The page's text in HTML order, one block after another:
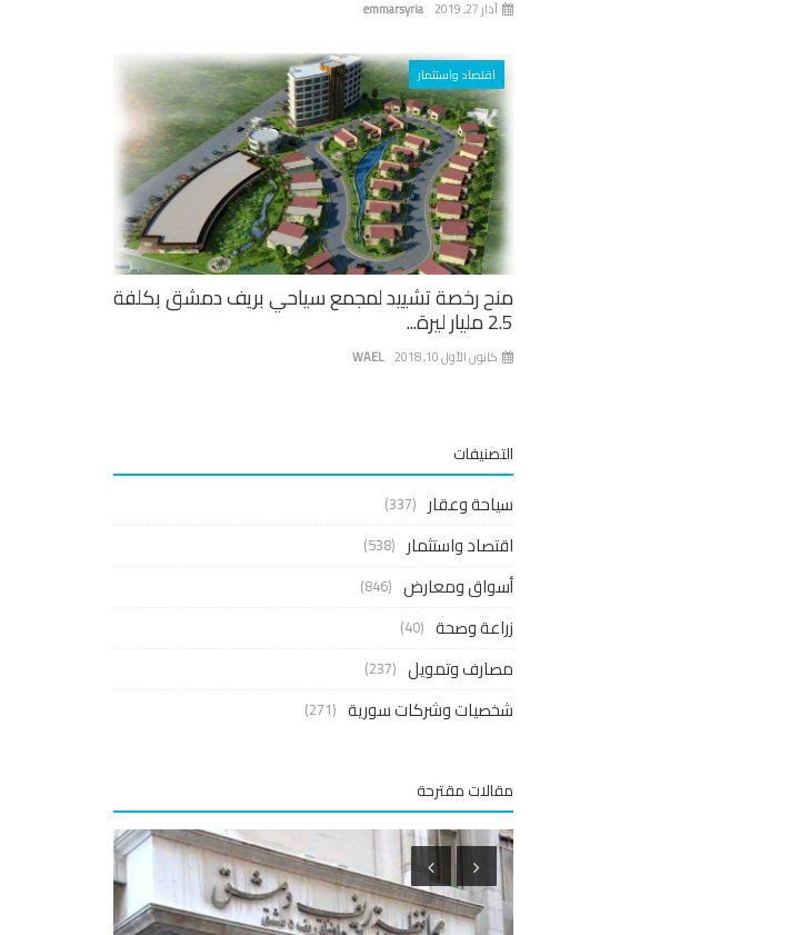
emmarsyria آذار 27, 2019
اقتصاد واستثمار
منح رخصة تشييد لمجمع سياحي بريف دمشق بكلفة
2.5 مليار ليرة...
WAEL كانون الأول 10, 2018
التصنيفات
سياحة وعقار (337)
اقتصاد واستثمار (538)
أسواق ومعارض (846)
زراعة وصحة (40)
مصارف وتمويل (237)
شخصيات وشركات سورية (271)
مقالات مقترحة